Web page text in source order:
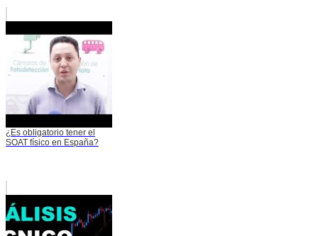
¿Es obligatorio tener el
SOAT físico en España?